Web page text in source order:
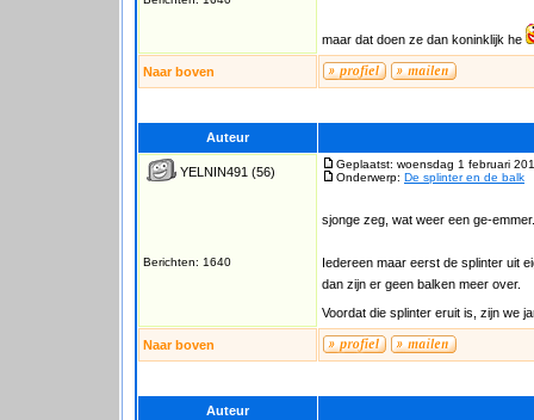
maar dat doen ze dan koninklijk he
Naar boven
Auteur
YELNIN491 (56)
Berichten: 1640
Geplaatst: woensdag 1 februari
Onderwerp: De splinter en de balk
sjonge zeg, wat weer een ge-
Iedereen maar eerst de splinter uit
dan zijn er geen balken meer over.
Voordat die splinter eruit is, zijn we
Naar boven
Auteur